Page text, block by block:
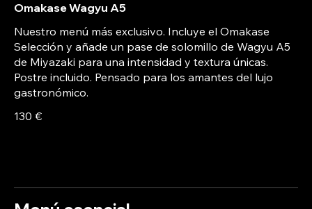
Omakase Wagyu A5
Nuestro menú más exclusivo. Incluye el Omakase
Selección y añade un pase de solomillo de Wagyu A5
de Miyazaki para una intensidad y textura únicas.
Postre incluido. Pensado para los amantes del lujo
gastronómico.
130 €